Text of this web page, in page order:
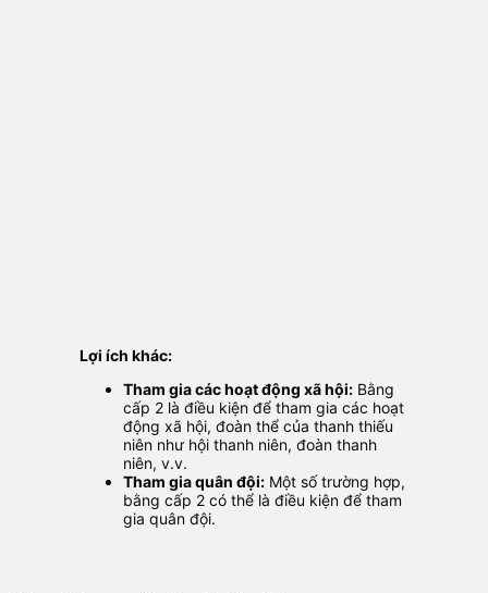
Lợi ích khác:
Tham gia các hoạt động xã hội:Bằng
cấp 2 là điều kiện để tham gia các hoạt
động xã hội, đoàn thể của thanh thiếu
niên như hội thanh niên, đoàn thanh
niên, v.v.
Tham gia quân đội:Một số trường hợp,
bằng cấp 2 có thể là điều kiện để tham
gia quân đội.